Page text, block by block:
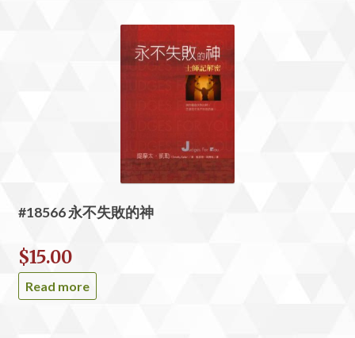
#18566 永不失敗的神
$15.00
Read more